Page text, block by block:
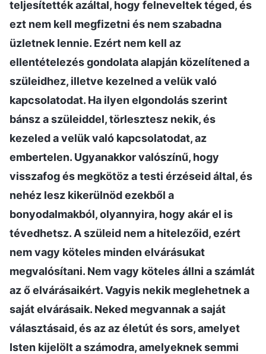
teljesítették azáltal, hogy felneveltek téged, és
ezt nem kell megfizetni és nem szabadna
üzletnek lennie. Ezért nem kell az
ellentételezés gondolata alapján közelítened a
szüleidhez, illetve kezelned a velük való
kapcsolatodat. Ha ilyen elgondolás szerint
bánsz a szüleiddel, törlesztesz nekik, és
kezeled a velük való kapcsolatodat, az
embertelen. Ugyanakkor valószínű, hogy
visszafog és megkötöz a testi érzéseid által, és
nehéz lesz kikerülnöd ezekből a
bonyodalmakból, olyannyira, hogy akár el is
tévedhetsz. A szüleid nem a hitelezőid, ezért
nem vagy köteles minden elvárásukat
megvalósítani. Nem vagy köteles állni a számlát
az ő elvárásaikért. Vagyis nekik meglehetnek a
saját elvárásaik. Neked megvannak a saját
választásaid, és az az életút és sors, amelyet
Isten kijelölt a számodra, amelyeknek semmi